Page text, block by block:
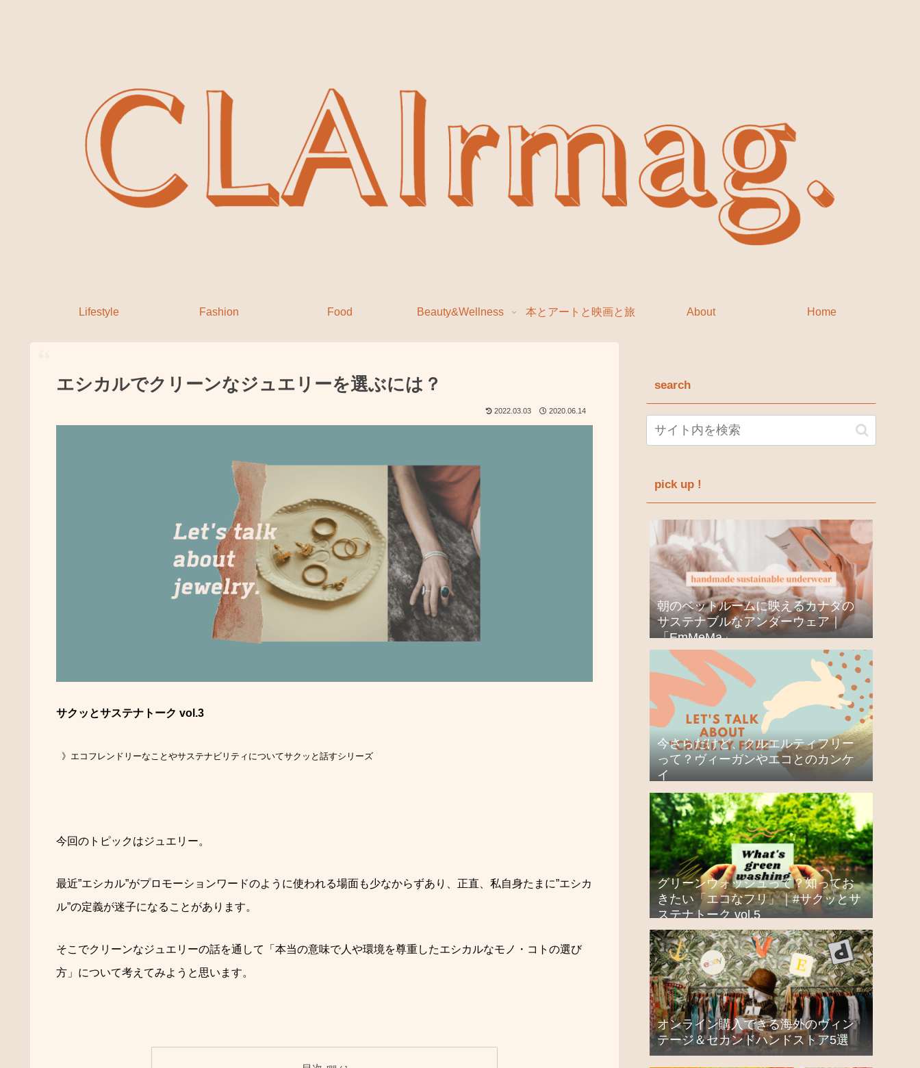
Lifestyle Fashion Food Beauty&Wellness 本とアートと映画と旅 About Home
エシカルでクリーンなジュエリーを選ぶには？
2022.03.03 2020.06.14
サクッとサステナトーク vol.3
》 エコフレンドリーなことやサステナビリティについてサクッと話すシリーズ
今回のトピックはジュエリー。
最近”エシカル”がプロモーションワードのように使われる場面も少なからずあり、正直、私自身たまに”エシカ
ル”の定義が迷子になることがあります。
そこでクリーンなジュエリーの話を通して「本当の意味で人や環境を尊重したエシカルなモノ・コトの選び
方」について考えてみようと思います。
search
pick up !
朝のベットルームに映えるカナダの
サステナブルなアンダーウェア｜
「EmMeMa」
今さらだけど、クルエルティフリー
って？ヴィーガンやエコとのカンケ
イ
グリーンウォッシュって？知ってお
きたい「エコなフリ」｜#サクッとサ
ステナトーク vol.5
オンライン購入できる海外のヴィン
テージ＆セカンドハンドストア5選